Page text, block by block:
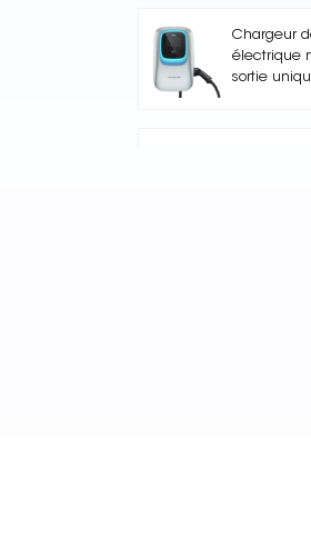
Chargeur
électrique
sortie